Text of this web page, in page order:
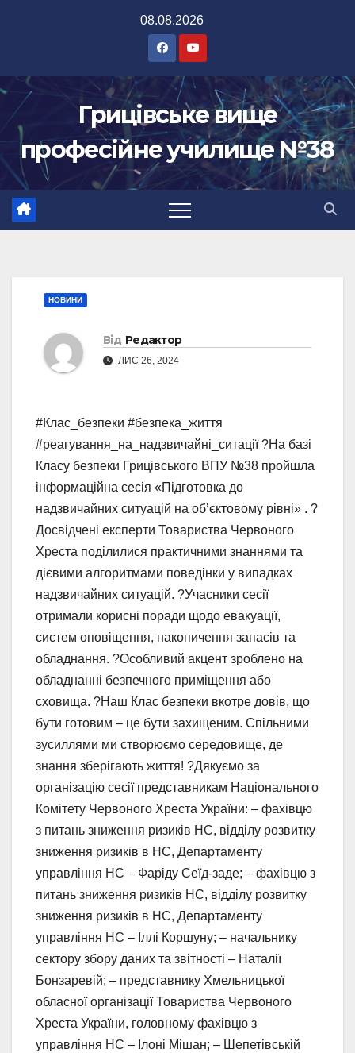
08.08.2026
Грицівське вище
професійне училище №38
НОВИНИ
Від Редактор
ЛИС 26, 2024
#Клас_безпеки #безпека_життя
#реагування_на_надзвичайні_ситації ?На базі
Класу безпеки Грицівського ВПУ №38 пройшла
інформаційна сесія «Підготовка до
надзвичайних ситуацій на об’єктовому рівні» . ?
Досвідчені експерти Товариства Червоного
Хреста поділилися практичними знаннями та
дієвими алгоритмами поведінки у випадках
надзвичайних ситуацій. ?Учасники сесії
отримали корисні поради щодо евакуації,
систем оповіщення, накопичення запасів та
обладнання. ?Особливий акцент зроблено на
обладнанні безпечного приміщення або
сховища. ?Наш Клас безпеки вкотре довів, що
бути готовим – це бути захищеним. Спільними
зусиллями ми створюємо середовище, де
знання зберігають життя! ?Дякуємо за
організацію сесії представникам Національного
Комітету Червоного Хреста України: – фахівцю
з питань зниження ризиків НС, відділу розвитку
зниження ризиків в НС, Департаменту
управління НС – Фаріду Сеїд-заде; – фахівцю з
питань зниження ризиків НС, відділу розвитку
зниження ризиків в НС, Департаменту
управління НС – Іллі Коршуну; – начальнику
сектору збору даних та звітності – Наталії
Бонзаревій; – представнику Хмельницької
обласної організації Товариства Червоного
Хреста України, головному фахівцю з
управління НС – Ілоні Мішан; – Шепетівській